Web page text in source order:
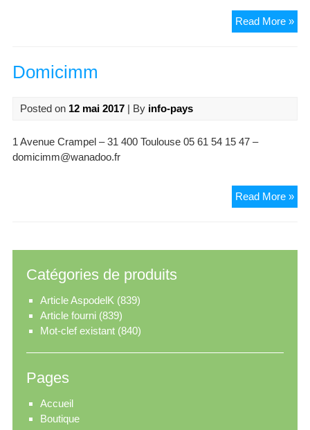
Read More »
Domicimm
Posted on 12 mai 2017| By info-pays
1 Avenue Crampel – 31 400 Toulouse 05 61 54 15 47 –
domicimm@wanadoo.fr
Read More »
Catégories de produits
Article AspodelK (839)
Article fourni (839)
Mot-clef existant (840)
Pages
Accueil
Boutique